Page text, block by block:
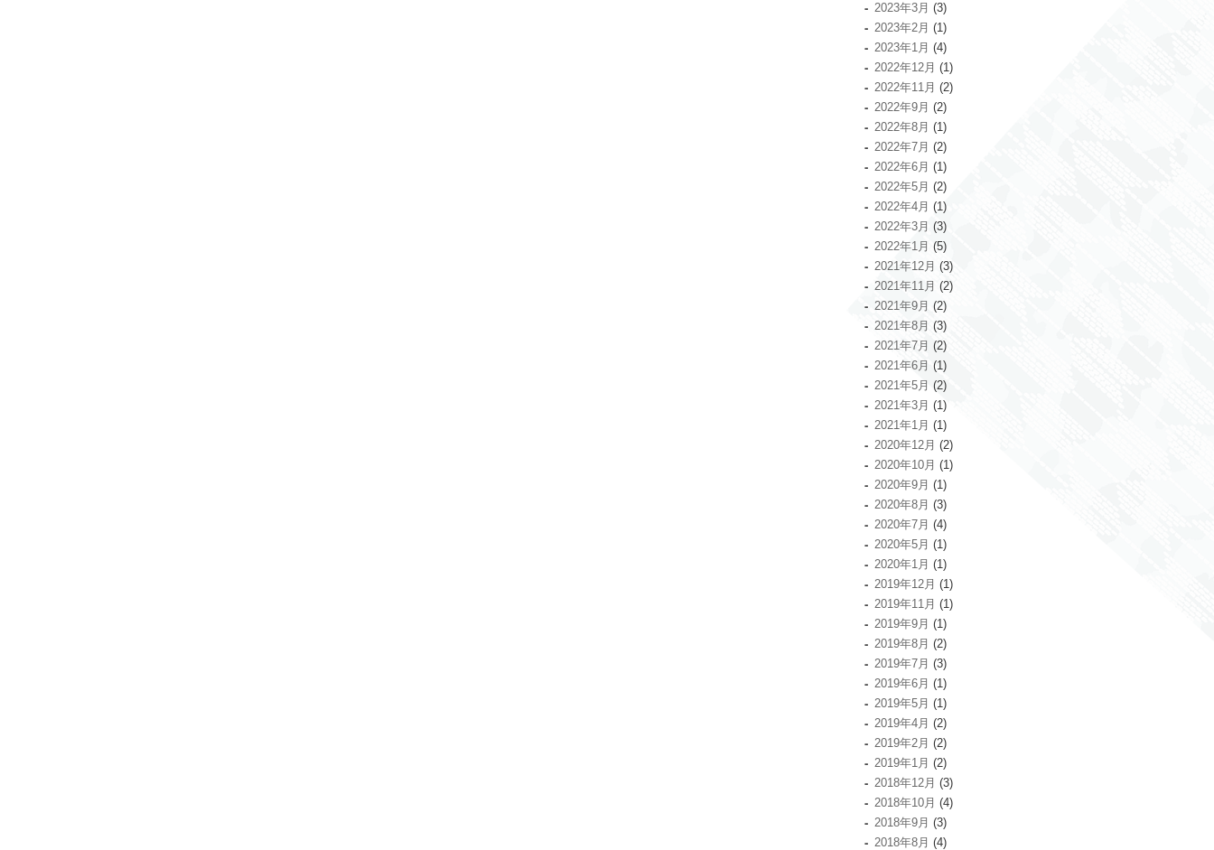
2023年3月 (3)
2023年2月 (1)
2023年1月 (4)
2022年12月 (1)
2022年11月 (2)
2022年9月 (2)
2022年8月 (1)
2022年7月 (2)
2022年6月 (1)
2022年5月 (2)
2022年4月 (1)
2022年3月 (3)
2022年1月 (5)
2021年12月 (3)
2021年11月 (2)
2021年9月 (2)
2021年8月 (3)
2021年7月 (2)
2021年6月 (1)
2021年5月 (2)
2021年3月 (1)
2021年1月 (1)
2020年12月 (2)
2020年10月 (1)
2020年9月 (1)
2020年8月 (3)
2020年7月 (4)
2020年5月 (1)
2020年1月 (1)
2019年12月 (1)
2019年11月 (1)
2019年9月 (1)
2019年8月 (2)
2019年7月 (3)
2019年6月 (1)
2019年5月 (1)
2019年4月 (2)
2019年2月 (2)
2019年1月 (2)
2018年12月 (3)
2018年10月 (4)
2018年9月 (3)
2018年8月 (4)